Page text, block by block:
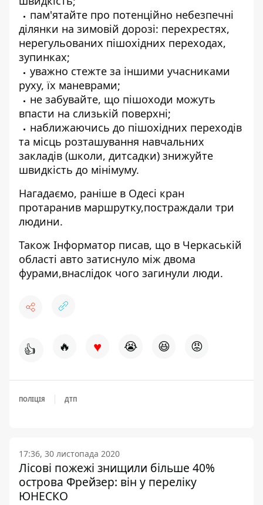
пам'ятайте про потенційно небезпечні
ділянки на зимовій дорозі: перехрестях,
нерегульованих пішохідних переходах,
зупинках;
уважно стежте за іншими учасниками
руху, їх маневрами;
не забувайте, що пішоходи можуть
впасти на слизькій поверхні;
наближаючись до пішохідних переходів
та місць розташування навчальних
закладів (школи, дитсадки) знижуйте
швидкість до мінімуму.
Нагадаємо, раніше в Одесі кран
протаранив маршрутку,постраждали три
людини.
Також Інформатор писав, що в Черкаській
області авто затиснуло між двома
фурами,внаслідок чого загинули люди.
👍 🔥 ♥ 😭 😆 😡
ПОЛІЦІЯ ДТП
17:36, 30 листопада 2020
Лісові пожежі знищили більше 40%
острова Фрейзер: він у переліку
ЮНЕСКО